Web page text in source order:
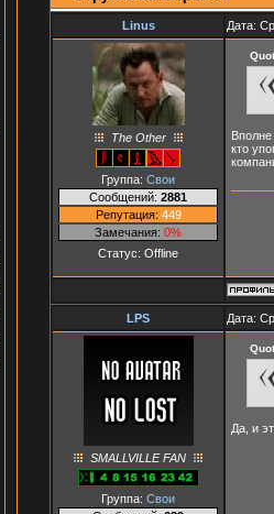
Linus Дата:
The Other
Группа: Свои
Сообщений: 2881
Репутация: 449
Замечания: 0%
Статус: Offline
кто
LPS Дата:
SMALLVILLE FAN
Группа: Свои
Да, и